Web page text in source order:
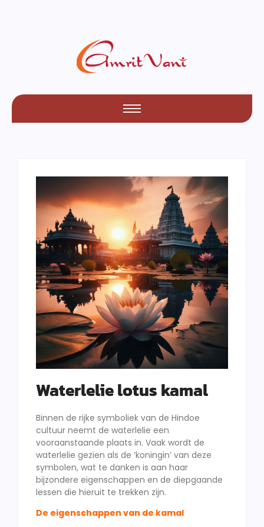
Waterlelie lotus kamal
Binnen de rijke symboliek van de Hindoe
cultuur neemt de waterlelie een
vooraanstaande plaats in. Vaak wordt de
waterlelie gezien als de ‘koningin’ van deze
symbolen, wat te danken is aan haar
bijzondere eigenschappen en de diepgaande
lessen die hieruit te trekken zijn.
De eigenschappen van de kamal